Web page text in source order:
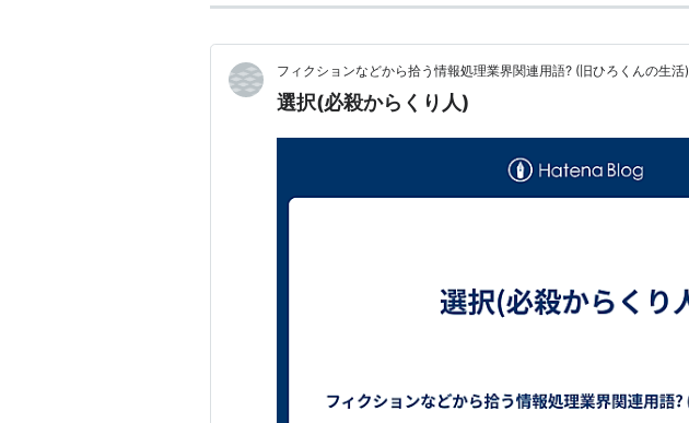
フィクションなどから拾う情報処理業界関連用語? (旧ひろくんの生活)
選択(必殺からくり人)